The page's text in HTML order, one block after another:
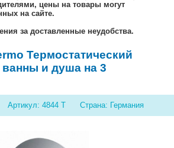
цены на товары могут
на сайте.
за доставленные неудобства.
Термостатический
и душа на 3
Артикул: 4844 T Страна: Германия